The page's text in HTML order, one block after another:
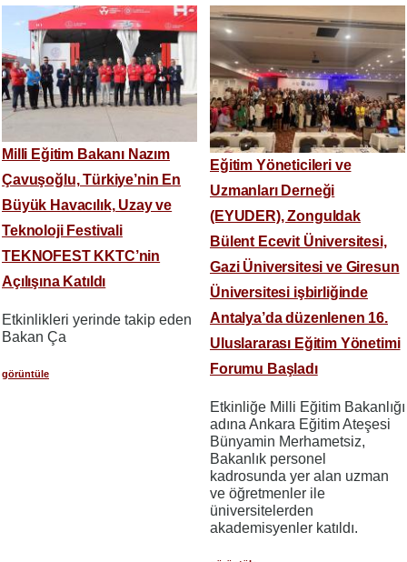
Milli Eğitim Bakanı Nazım
Çavuşoğlu, Türkiye’nin En
Büyük Havacılık, Uzay ve
Teknoloji Festivali
TEKNOFEST KKTC’nin
Açılışına Katıldı
Etkinlikleri yerinde takip eden
Bakan Ça
görüntüle
Eğitim Yöneticileri ve
Uzmanları Derneği
(EYUDER), Zonguldak
Bülent Ecevit Üniversitesi,
Gazi Üniversitesi ve Giresun
Üniversitesi işbirliğinde
Antalya’da düzenlenen 16.
Uluslararası Eğitim Yönetimi
Forumu Başladı
​​​​​​​Etkinliğe Milli Eğitim Bakanlığı
adına Ankara Eğitim Ateşesi
Bünyamin Merhametsiz,
Bakanlık personel
kadrosunda yer alan uzman
ve öğretmenler ile
üniversitelerden
akademisyenler katıldı.